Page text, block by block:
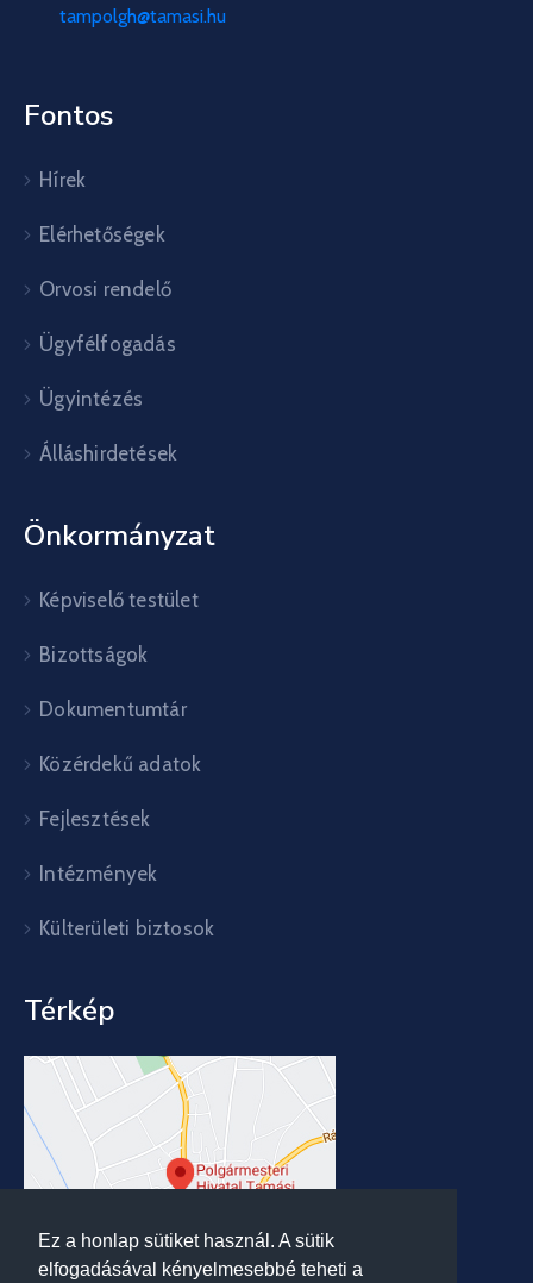
Ez a honlap sütiket használ. A sütik
elfogadásával kényelmesebbé teheti a
tampolgh@tamasi.hu
Fontos
Hírek
Elérhetőségek
Orvosi rendelő
Ügyfélfogadás
Ügyintézés
Álláshirdetések
Önkormányzat
Képviselő testület
Bizottságok
Dokumentumtár
Közérdekű adatok
Fejlesztések
Intézmények
Külterületi biztosok
Térkép